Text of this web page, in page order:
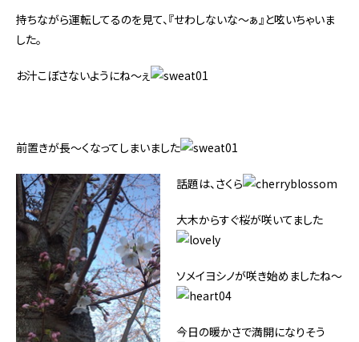
持ちながら運転してるのを見て、『せわしないな～ぁ』と呟いちゃいま
した。
お汁こぼさないようにね～ぇ
前置きが長～くなってしまいました
話題は、さくら
大木からすぐ桜が咲いてました
ソメイヨシノが咲き始めましたね～
今日の暖かさで満開になりそう